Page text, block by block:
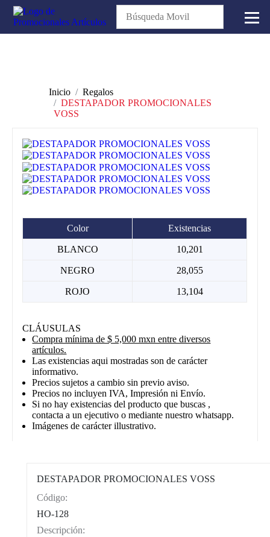
Inicio
Regalos
DESTAPADOR PROMOCIONALES
VOSS
Color Existencias
BLANCO 10,201
NEGRO 28,055
ROJO 13,104
CLÁUSULAS
Compra mínima de $ 5,000 mxn entre diversos
artículos.
Las existencias aqui mostradas son de carácter
informativo.
Precios sujetos a cambio sin previo aviso.
Precios no incluyen IVA, Impresión ni Envío.
Si no hay existencias del producto que buscas ,
contacta a un ejecutivo o mediante nuestro whatsapp.
Imágenes de carácter illustrativo.
DESTAPADOR PROMOCIONALES VOSS
Código:
HO-128
Descripción: